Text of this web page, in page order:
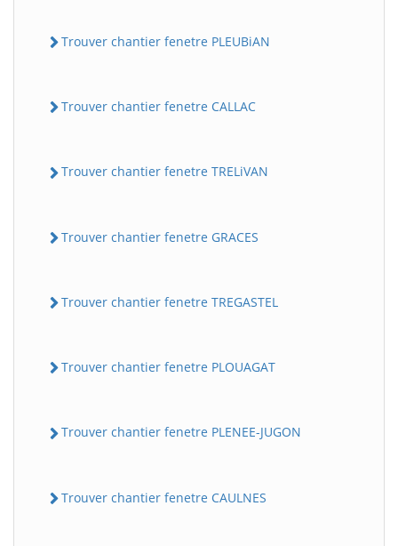
Trouver chantier fenetre PLEUBiAN
Trouver chantier fenetre CALLAC
Trouver chantier fenetre TRELiVAN
Trouver chantier fenetre GRACES
Trouver chantier fenetre TREGASTEL
Trouver chantier fenetre PLOUAGAT
Trouver chantier fenetre PLENEE-JUGON
Trouver chantier fenetre CAULNES